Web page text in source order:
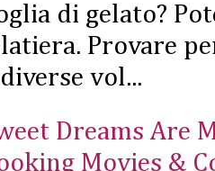
di gelato?
Provare
vol...
Dreams Are
Movies &